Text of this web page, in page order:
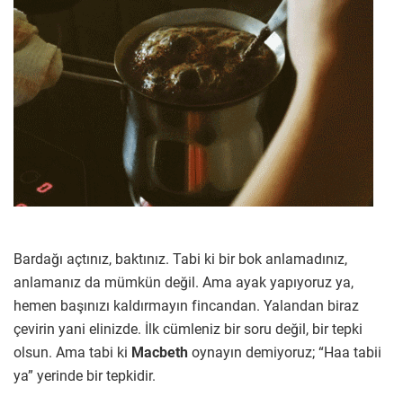
Bardağı açtınız, baktınız. Tabi ki bir bok anlamadınız,
anlamanız da mümkün değil. Ama ayak yapıyoruz ya,
hemen başınızı kaldırmayın fincandan. Yalandan biraz
çevirin yani elinizde. İlk cümleniz bir soru değil, bir tepki
olsun. Ama tabi ki Macbeth oynayın demiyoruz; “Haa tabii
ya” yerinde bir tepkidir.